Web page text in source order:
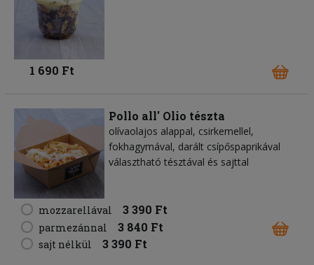
1 690 Ft
Pollo all' Olio tészta
olívaolajos alappal, csirkemellel,
fokhagymával, darált csípőspaprikával
választható tésztával és sajttal
mozzarellával 3 390 Ft
parmezánnal 3 840 Ft
sajt nélkül 3 390 Ft